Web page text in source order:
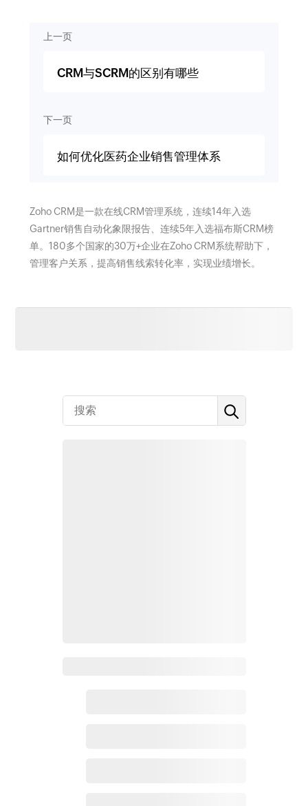
上一页
CRM与SCRM的区别有哪些
下一页
如何优化医药企业销售管理体系
Zoho CRM是一款在线CRM管理系统，连续14年入选
Gartner销售自动化象限报告、连续5年入选福布斯CRM榜
单。180多个国家的30万+企业在Zoho CRM系统帮助下，
管理客户关系，提高销售线索转化率，实现业绩增长。